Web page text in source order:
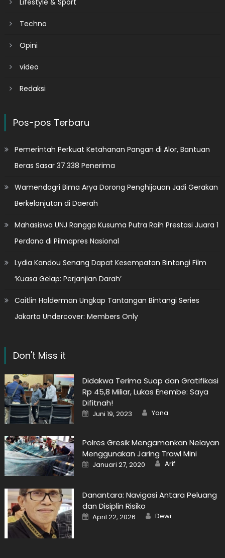
Lifestyle & Sport
Techno
Opini
video
Redaksi
Pos-pos Terbaru
Pemerintah Perkuat Ketahanan Pangan di Alor, Bantuan
Beras Sasar 37.338 Penerima
Wamendagri Bima Arya Dorong Penghijauan Jadi Gerakan
Berkelanjutan di Daerah
Mahasiswa UNJ Rangga Kusuma Putra Raih Prestasi Juara 1
Perdana di Pilmapres Nasional
Lydia Kandou Senang Dapat Kesempatan Bintangi Film
‘Kuasa Gelap: Perjanjian Darah’
Caitlin Halderman Ungkap Tantangan Bintangi Series
Jakarta Undercover: Members Only
Don't Miss it
Didakwa Terima Suap dan Gratifikasi
Rp 45,8 Miliar, Lukas Enembe: Saya
Difitnah!
Posted
on
Juni 19, 2023 Author
Yana
Polres Gresik Mengamankan Nelayan
Menggunakan Jaring Trawl Mini
Posted
on
Januari 27, 2020 Author
Arif
Danantara: Navigasi Antara Peluang
dan Disiplin Risiko
Posted
on
April 22, 2026 Author
Dewi